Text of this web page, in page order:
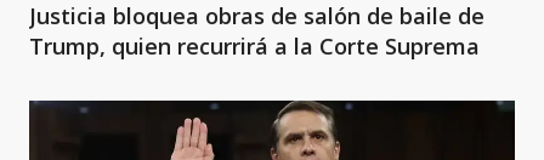
Justicia bloquea obras de salón de baile de
Trump, quien recurrirá a la Corte Suprema